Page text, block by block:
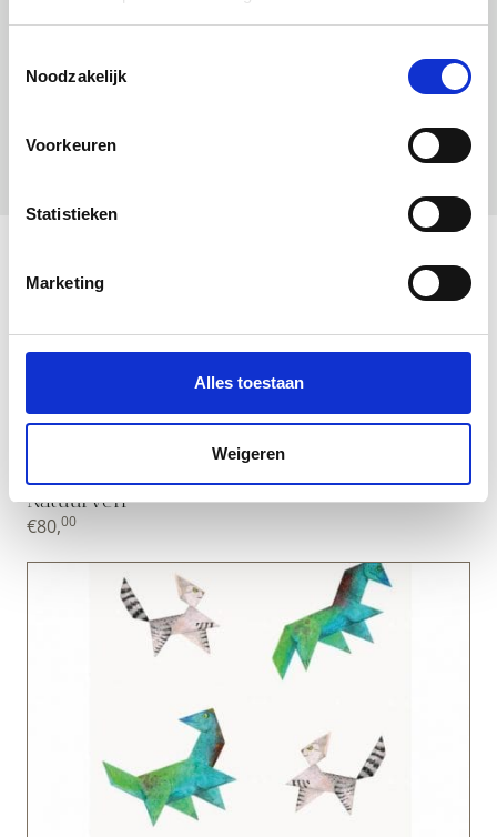
Noodzakelijk
Voorkeuren
Statistieken
Marketing
Alles toestaan
Weigeren
Duurzaam Kinderbehang | Rijkswachters | Wit |
Natuurverf
€80,00